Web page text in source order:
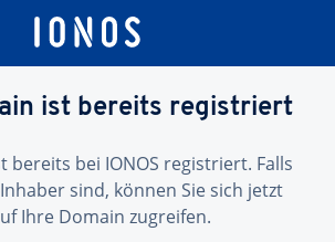
ist bereits registriert
bereits bei IONOS registriert. Falls
sind, können Sie sich jetzt
Ihre Domain zugreifen.